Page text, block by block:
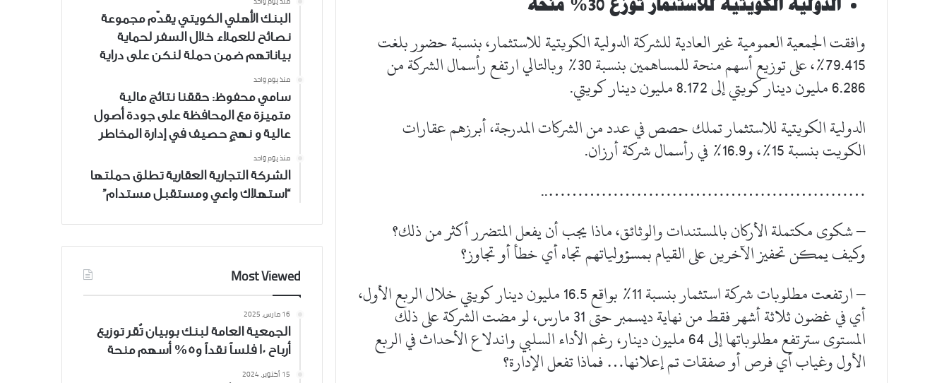
الدولية الكويتية للاستثمار توزع 30% منحة
وافقت الجمعية العمومية غير العادية للشركة الدولية الكويتية للاستثمار، بنسبة حضور بلغت
79.415%، على توزيع أسهم منحة للمساهمين بنسبة 30% وبالتالي ارتفع رأسمال الشركة من
6.286 مليون دينار كويتي إلى 8.172 مليون دينار كويتي.
الدولية الكويتية للاستثمار تملك حصص في عدد من الشركات المدرجة، أبرزهم عقارات
الكويت بنسبة 15%، و16.9% في رأسمال شركة أرزان.
………………………………………………..
– شكوى مكتملة الأركان بالمستندات والوثائق، ماذا يجب أن يفعل المتضرر أكثر من ذلك؟
وكيف يمكن تحفيز الآخرين على القيام بمسؤولياتهم تجاه أي خطأ أو تجاوز؟
– ارتفعت مطلوبات شركة استثمار بنسبة 11% بواقع 16.5 مليون دينار كويتي خلال الربع الأول،
أي في غضون ثلاثة أشهر فقط من نهاية ديسمبر حتى 31 مارس، لو مضت الشركة على ذلك
المستوى سترتفع مطلوباتها إلى 64 مليون دينار، رغم الأداء السلبي واندلاع الأحداث في الربع
الأول وغياب أي فرص أو صفقات تم إعلانها… فماذا تفعل الإدارة؟
البنك الأهلي الكويتي يقدّم مجموعة
نصائح للعملاء خلال السفر لحماية
بياناتهم ضمن حملة لنكن على دراية
منذ يوم واحد
سامي محفوظ: حققنا نتائج مالية
متميزة مع المحافظة على جودة أصول
عالية و نهجٍ حصيف في إدارة المخاطر
منذ يوم واحد
الشركة التجارية العقارية تطلق حملتها
“استهلاك واعي ومستقبل مستدام”
Most Viewed
16 مارس، 2025
الجمعية العامة لبنك بوبيان تُقر توزيع
أرباح 10 فلساً نقداً و5% أسهم منحة
15 أكتوبر، 2024